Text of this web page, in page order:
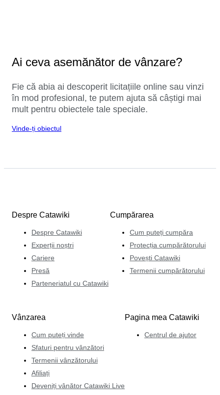
Ai ceva asemănător de vânzare?
Fie că abia ai descoperit licitațiile online sau vinzi
în mod profesional, te putem ajuta să câștigi mai
mult pentru obiectele tale speciale.
Vinde-ți obiectul
Despre Catawiki
Despre Catawiki
Experții noștri
Cariere
Presă
Parteneriatul cu Catawiki
Cumpărarea
Cum puteți cumpăra
Protecția cumpărătorului
Povești Catawiki
Termenii cumpărătorului
Vânzarea
Cum puteți vinde
Sfaturi pentru vânzători
Termenii vânzătorului
Afiliați
Deveniți vânător Catawiki Live
Pagina mea Catawiki
Centrul de ajutor